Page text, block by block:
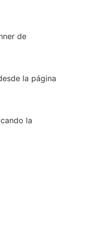
de
la página
la